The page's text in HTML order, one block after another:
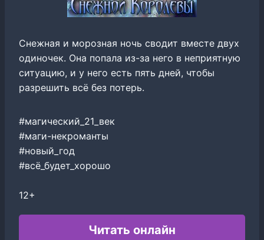
Снежная и морозная ночь сводит вместе двух
одиночек. Она попала из-за него в неприятную
ситуацию, и у него есть пять дней, чтобы
разрешить всё без потерь.
#магический_21_век
#маги-некроманты
#новый_год
#всё_будет_хорошо
12+
Читать онлайн